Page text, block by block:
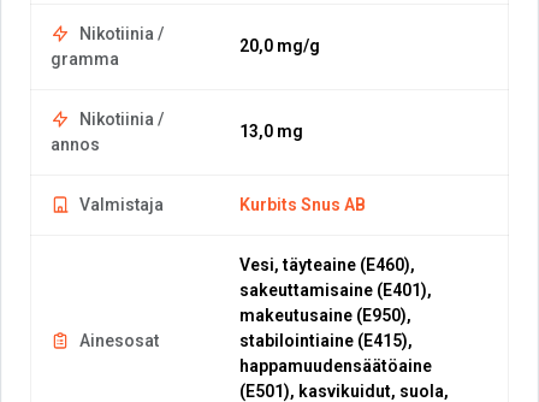
Nikotiinia /
gramma
20,0 mg/g
Nikotiinia /
annos
13,0 mg
Valmistaja Kurbits Snus AB
Ainesosat
Vesi, täyteaine (E460),
sakeuttamisaine (E401),
makeutusaine (E950),
stabilointiaine (E415),
happamuudensäätöaine
(E501), kasvikuidut, suola,